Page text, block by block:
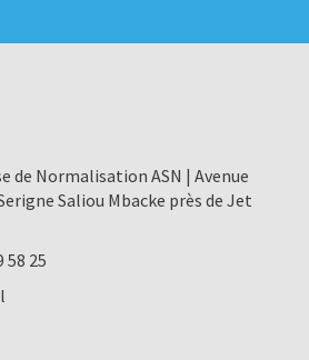
de Normalisation ASN | Avenue
Saliou Mbacke près de Jet
58 25